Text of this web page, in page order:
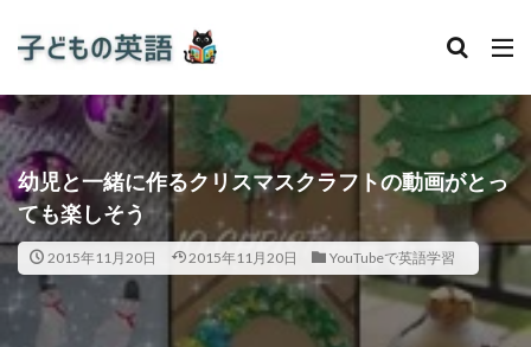
幼児と一緒に作るクリスマスクラフトの動画がとっ
ても楽しそう
2015年11月20日 2015年11月20日 YouTubeで英語学習